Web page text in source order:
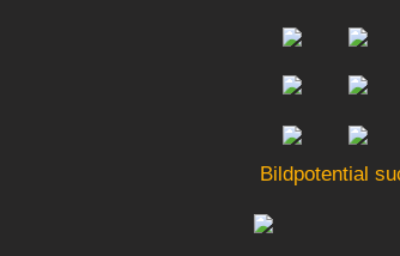
Bildpotential